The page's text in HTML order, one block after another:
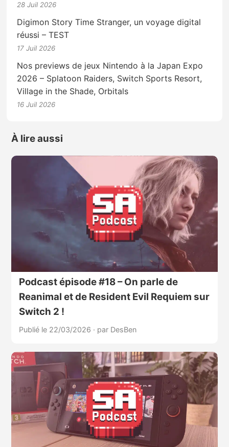
28 Juil 2026
Digimon Story Time Stranger, un voyage digital
réussi – TEST
17 Juil 2026
Nos previews de jeux Nintendo à la Japan Expo
2026 – Splatoon Raiders, Switch Sports Resort,
Village in the Shade, Orbitals
16 Juil 2026
À lire aussi
Podcast épisode #18 – On parle de
Reanimal et de Resident Evil Requiem sur
Switch 2 !
Publié le 22/03/2026 · par DesBen